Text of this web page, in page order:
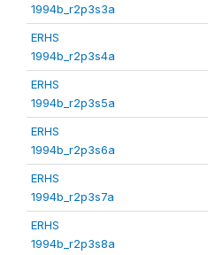
1994b_r2p3s3a
ERHS
1994b_r2p3s4a
ERHS
1994b_r2p3s5a
ERHS
1994b_r2p3s6a
ERHS
1994b_r2p3s7a
ERHS
1994b_r2p3s8a